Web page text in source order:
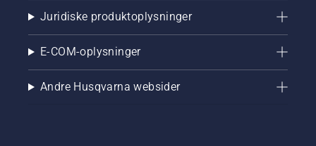
Juridiske produktoplysninger
E-COM-oplysninger
Andre Husqvarna websider